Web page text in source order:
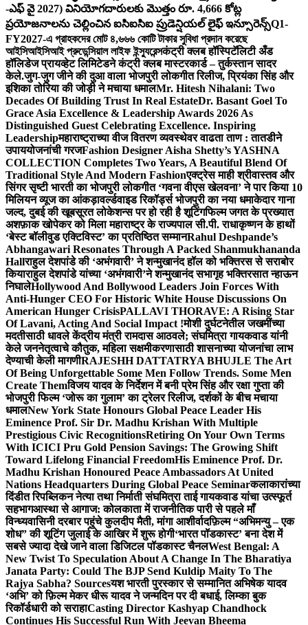
-ఎఫ్ వై 2027) వినియోగదారులకు మొత్తం రూ. 4,666 కోట్ల
ప్రయోజనాలను చెల్లించిన ఐసిఐసిఐ ప్రుడెన్షియల్ లైఫ్ ఇన్సూరెన్స్Q1-
FY2027-এ গ্রাহকদের মোট ৪,৬৬৬ কোটি টাকার সুবিধা প্রদান করেছে
আইসিআইসিআই প্রুডেন্সিয়াল লাইফ ইন্স্যুরেন্সकंट्री क्लब हॉस्पिटॅलिटी अँड
हॉलिडेज प्रायव्हेट लिमिटेडने कंट्री क्लब मास्टरकार्ड – तुर्कस्तान सादर
केले.जुग-जुग जीने की दुआ वाला भोजपुरी लोकगीत रिलीज, प्रियंका सिंह और
इशिका तोरिया की जोड़ी ने मचाया धमालMr. Hitesh Nihalani: Two
Decades Of Building Trust In Real EstateDr. Basant Goel To
Grace Asia Excellence & Leadership Awards 2026 As
Distinguished Guest Celebrating Excellence. Inspiring
Leadershipमहाराष्ट्राच्या वीज वितरण व्यवस्थेवर वाढता ताण : तातडीने
उपाययोजनांची गरजFashion Designer Aisha Shetty’s YASHNA
COLLECTION Completes Two Years, A Beautiful Blend Of
Traditional Style And Modern Fashionएक्ट्रेस माही श्रीवास्तव और
सिंगर सृष्टी भारती का भोजपुरी लोकगीत ‘गवना वीएस खेलवना’ ने पार किया 10
मिलियन व्यूज का आंकड़ावर्ल्डवाइड रिकॉर्ड्स भोजपुरी का नया धमाकेदार गाना
जल्द, दुबई की खूबसूरत लोकेशन्स पर हो रही है शूटिंगफिल्म जगत के प्रख्यात
अशफ़ाक खोपेकर को मिला महाराष्ट्र के राज्यपाल सी.पी. राधाकृष्णन के हाथों
‘बेस्ट बॉलीवुड एक्टिविस्ट’ का प्रतिष्ठित सम्मानRahul Deshpande’s
Abhangawari Resonates Through A Packed Shanmukhananda
Hallराहुल देशपांडे की ‘अभंगवारी’ ने शन्मुखानंद हॉल को भक्तिरस से सराबोर
कियाराहुल देशपांडे यांच्या ‘अभंगवारी’ने शन्मुखानंद सभागृह भक्तिरसात न्हाऊन
निघालेHollywood And Bollywood Leaders Join Forces With
Anti-Hunger CEO For Historic White House Discussions On
American Hunger CrisisPALLAVI THORAVE: A Rising Star
Of Lavani, Acting And Social Impact !मोशी दुर्घटनेतील जखमींच्या
मदतीसाठी धावले केंद्रीय मंत्री रामदास आठवले; संघमित्रा गायकवाड यांनी
केले जननेतृत्वाचे कौतुक, महिला सक्षमीकरणासाठी शासनाच्या योजनांचा लाभ
देण्याची केली मागणीRAJESHH DATTATRYA BHUJLE The Art
Of Being Unforgettable Some Men Follow Trends. Some Men
Create Themविजय यादव के निर्देशन में बनी प्रेम सिंह और रक्षा गुप्ता की
भोजपुरी फिल्म ‘जोरू का गुलाम’ का ट्रेलर रिलीज, दर्शकों के बीच मचाया
धमालNew York State Honours Global Peace Leader His
Eminence Prof. Sir Dr. Madhu Krishan With Multiple
Prestigious Civic RecognitionsRetiring On Your Own Terms
With ICICI Pru Gold Pension Savings: The Growing Shift
Toward Lifelong Financial FreedomHis Eminence Prof. Dr.
Madhu Krishan Honoured Peace Ambassadors At United
Nations Headquarters During Global Peace Seminarकलाकारांच्या
दिंडीत रिपब्लिकन नेत्या तथा निर्माती संघमित्रा ताई गायकवाड यांचा उत्स्फूर्त
सहभागआस्था से आगाज: कोलकाता में राजनीतिक पारी से पहले माँ
विन्ध्यवासिनी दरबार पहुंचे कुलदीप मैती, मांगा आशीर्वादफ़िल्म “अभिमन्यु – एक
शोध” की शूटिंग जुलाई के आखिर में शुरू होगी‘भारत पॉडकास्ट’ बना देश में
सबसे ज्यादा देखे जाने वाला डिजिटल पॉडकास्ट चैनलWest Bengal: A
New Twist To Speculation About A Change In The Bharatiya
Janata Party: Could The BJP Send Kuldip Maity To The
Rajya Sabha? Sourcesयश भारती पुरस्कार से सम्मानित अभिषेक यादव
‘अभि’ को फ़िल्म मेकर धीरू यादव ने जन्मदिन पर दी बधाई, लिम्का बुक
रिकॉर्डधारी को सराहाCasting Director Kashyap Chandhock
Continues His Successful Run With Jeevan Bheema